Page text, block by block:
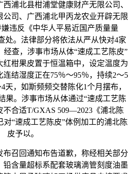
浦北县柑浦堂健康财产无限公司、
司、广西浦北甲丙龙农业开辟无限
违反《中华人平易近国产质量量
处。法律部分将依法从严从快对4家
查，涉事市场从体“速成工艺陈皮”
柑果皮置于恒温箱中，设定温度为
结湿度正在75％～95％，持续2～5
天，如斯频频交替陈化1个月摆布，
果。涉事市场从体通过“速成工艺陈
不合适T/GXAS 509—2023《浦北陈
对“速成工艺陈皮”体例加工的浦北陈
皮予以。
召回通知布告道歉，称经相关部分
含量超标系配套玻璃滴管刻度油墨